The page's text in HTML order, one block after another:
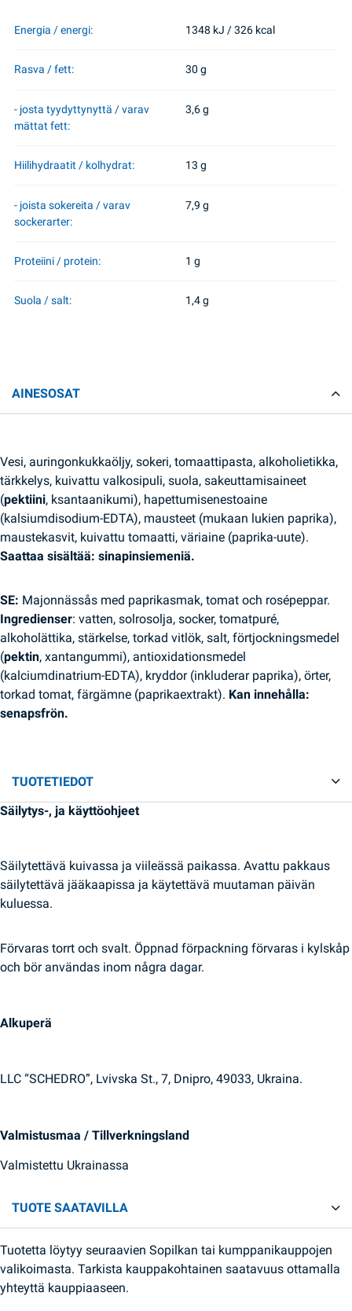
Energia / energi: 1348 kJ / 326 kcal
Rasva / fett: 30 g
- josta tyydyttynyttä / varav
mättat fett:
3,6 g
Hiilihydraatit / kolhydrat: 13 g
- joista sokereita / varav
sockerarter:
7,9 g
Proteiini / protein: 1 g
Suola / salt: 1,4 g
AINESOSAT
Vesi, auringonkukkaöljy, sokeri, tomaattipasta, alkoholietikka,
tärkkelys, kuivattu valkosipuli, suola, sakeuttamisaineet
(pektiini, ksantaanikumi), hapettumisenestoaine
(kalsiumdisodium-EDTA), mausteet (mukaan lukien paprika),
maustekasvit, kuivattu tomaatti, väriaine (paprika-uute).
Saattaa sisältää: sinapinsiemeniä.
SE: Majonnässås med paprikasmak, tomat och rosépeppar.
Ingredienser: vatten, solrosolja, socker, tomatpuré,
alkoholättika, stärkelse, torkad vitlök, salt, förtjockningsmedel
(pektin, xantangummi), antioxidationsmedel
(kalciumdinatrium-EDTA), kryddor (inkluderar paprika), örter,
torkad tomat, färgämne (paprikaextrakt). Kan innehålla:
senapsfrön.
TUOTETIEDOT
Säilytys-, ja käyttöohjeet
Säilytettävä kuivassa ja viileässä paikassa. Avattu pakkaus
säilytettävä jääkaapissa ja käytettävä muutaman päivän
kuluessa.
Förvaras torrt och svalt. Öppnad förpackning förvaras i kylskåp
och bör användas inom några dagar.
Alkuperä
LLC “SCHEDRO”, Lvivska St., 7, Dnipro, 49033, Ukraina.
Valmistusmaa / Tillverkningsland
Valmistettu Ukrainassa
TUOTE SAATAVILLA
Tuotetta löytyy seuraavien Sopilkan tai kumppanikauppojen
valikoimasta. Tarkista kauppakohtainen saatavuus ottamalla
yhteyttä kauppiaaseen.